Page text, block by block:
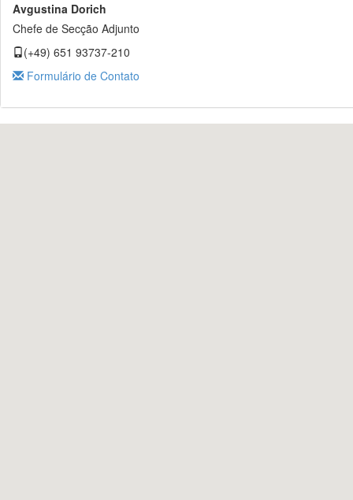
Avgustina Dorich
Chefe de Secção Adjunto
(+49) 651 93737-210
Formulário de Contato